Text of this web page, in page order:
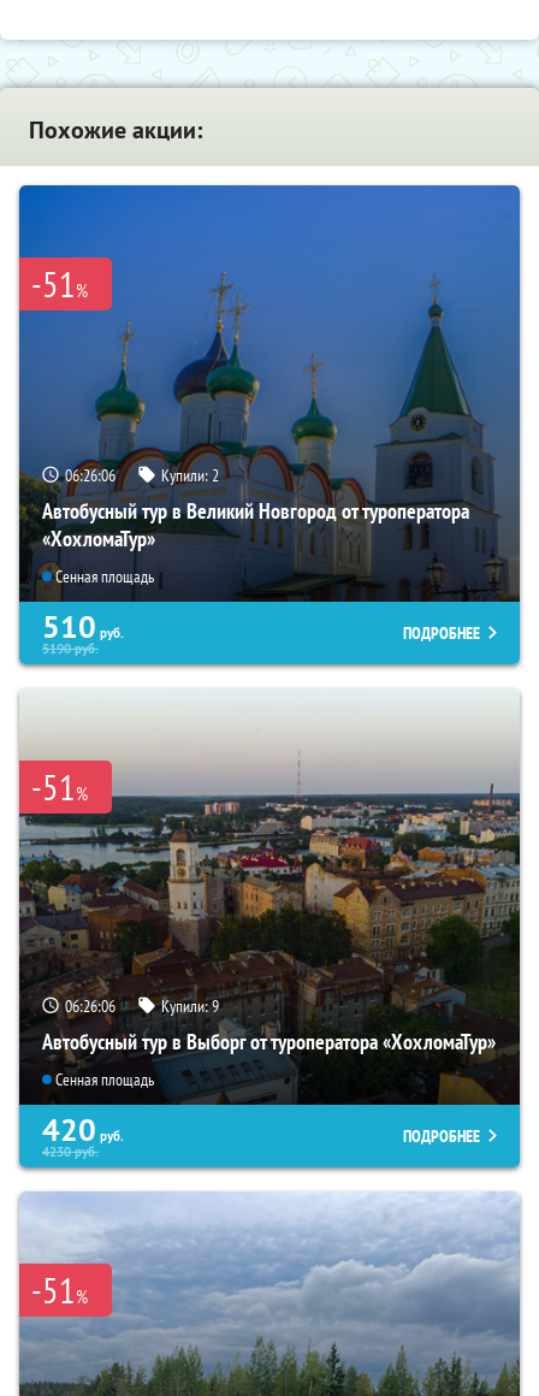
Похожие акции:
-51%
06:26:05 Купили:2
Автобусный тур в Великий Новгород от туроператора
«ХохломаТур»
Сенная площадь
510 руб.
5190руб.
ПОДРОБНЕЕ
-51%
06:26:05 Купили:9
Автобусный тур в Выборг от туроператора «ХохломаТур»
Сенная площадь
420 руб.
4230руб.
ПОДРОБНЕЕ
-51%